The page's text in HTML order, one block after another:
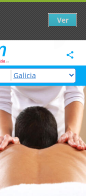
share
Ver